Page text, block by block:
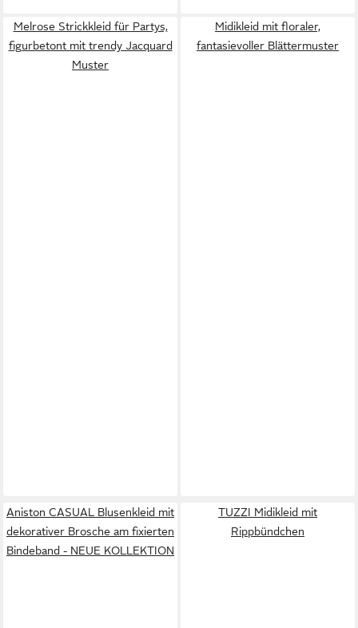
Melrose Strickkleid für Partys,
figurbetont mit trendy Jacquard
Muster
Midikleid mit floraler,
fantasievoller Blättermuster
Aniston CASUAL Blusenkleid mit
dekorativer Brosche am fixierten
Bindeband - NEUE KOLLEKTION
TUZZI Midikleid mit
Rippbündchen